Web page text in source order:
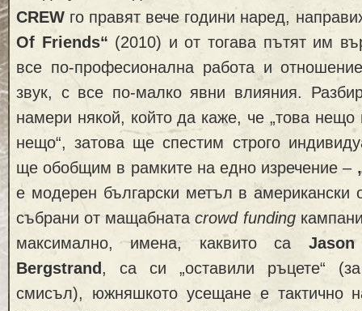
CREW го правят вече години наред,
Of Friends“ (2010) и от тогава пътят им
все по-професионална работа и
звук, с все по-малко явни влияния.
намери някой, който да каже, че „това нещо
нещо“, затова ще спестим строго
ще обобщим в рамките на едно изречение –
е модерен български метъл в американски
събрани от мащабнатаcrowd funding
максимално, имена, каквито са
Bergstrand , са си „оставили ръцете“
смисъл), южняшкото усещане е тактично